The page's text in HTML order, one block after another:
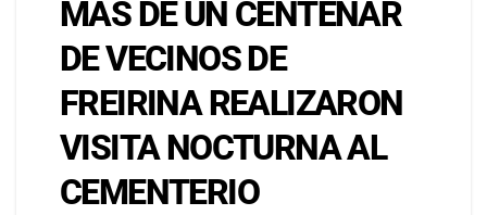
MÁS DE UN CENTENAR
DE VECINOS DE
FREIRINA REALIZARON
VISITA NOCTURNA AL
CEMENTERIO